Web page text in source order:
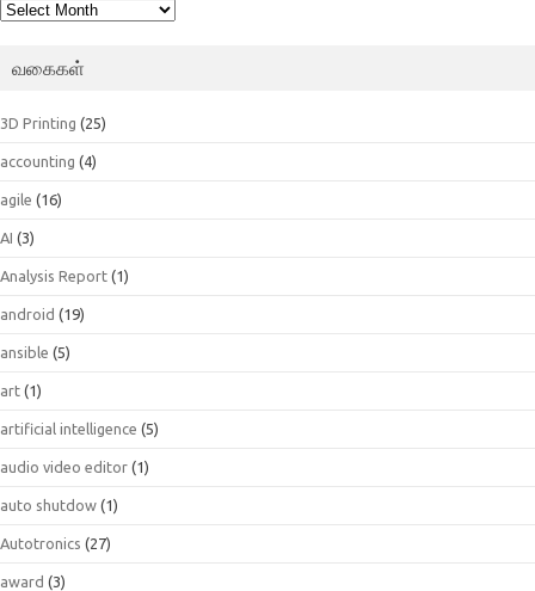
பெட்டகம்
வகைகள்
3D Printing (25)
accounting (4)
agile (16)
AI (3)
Analysis Report (1)
android (19)
ansible (5)
art (1)
artificial intelligence (5)
audio video editor (1)
auto shutdow (1)
Autotronics (27)
award (3)